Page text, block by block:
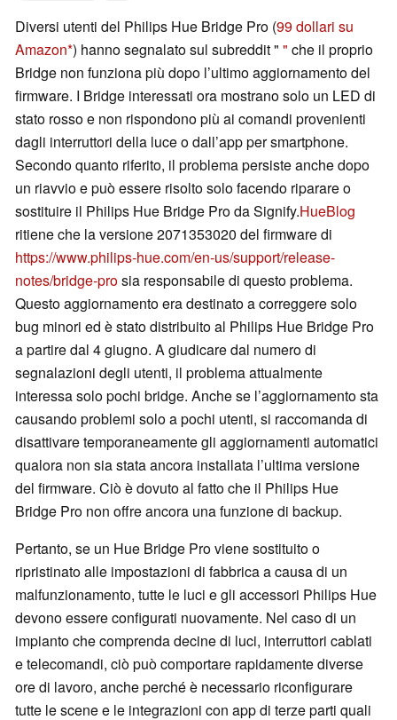
Diversi utenti del Philips Hue Bridge Pro (99 dollari su
Amazon ) hanno segnalato sul subreddit " " che il proprio
Bridge non funziona più dopo l’ultimo aggiornamento del
firmware. I Bridge interessati ora mostrano solo un LED di
stato rosso e non rispondono più ai comandi provenienti
dagli interruttori della luce o dall’app per smartphone.
Secondo quanto riferito, il problema persiste anche dopo
un riavvio e può essere risolto solo facendo riparare o
sostituire il Philips Hue Bridge Pro da Signify.HueBlog
ritiene che la versione 2071353020 del firmware di
https://www.philips-hue.com/en-us/support/release-
notes/bridge-prosia responsabile di questo problema.
Questo aggiornamento era destinato a correggere solo
bug minori ed è stato distribuito al Philips Hue Bridge Pro
a partire dal 4 giugno. A giudicare dal numero di
segnalazioni degli utenti, il problema attualmente
interessa solo pochi bridge. Anche se l’aggiornamento sta
causando problemi solo a pochi utenti, si raccomanda di
disattivare temporaneamente gli aggiornamenti automatici
qualora non sia stata ancora installata l’ultima versione
del firmware. Ciò è dovuto al fatto che il Philips Hue
Bridge Pro non offre ancora una funzione di backup.
Pertanto, se un Hue Bridge Pro viene sostituito o
ripristinato alle impostazioni di fabbrica a causa di un
malfunzionamento, tutte le luci e gli accessori Philips Hue
devono essere configurati nuovamente. Nel caso di un
impianto che comprenda decine di luci, interruttori cablati
e telecomandi, ciò può comportare rapidamente diverse
ore di lavoro, anche perché è necessario riconfigurare
tutte le scene e le integrazioni con app di terze parti quali